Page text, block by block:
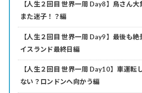
【人生２回目 世界一周 Day8】鳥さん
また迷子！？編
【人生２回目 世界一周 Day9】最後も
イスランド最終日編
【人生２回目 世界一周 Day10】車運転
ない？ロンドンへ向かう編